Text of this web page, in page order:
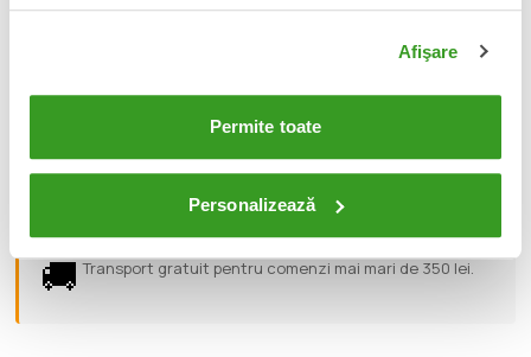
Afişare
Permite toate
Personalizează
📦Acest produs este nou, sigilat si livrat in ambalajul
original al producatorului.
fara vreo justificare.
🚚 Transport gratuit pentru comenzi mai mari de 350 lei.